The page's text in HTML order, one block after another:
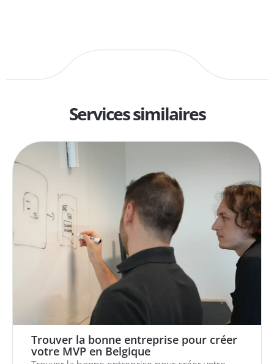
Services similaires
Trouver la bonne entreprise pour créer
votre MVP en Belgique